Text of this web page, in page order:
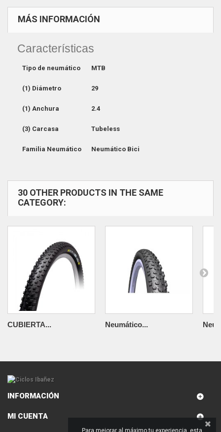
MÁS INFORMACIÓN
Características
Tipo de neumático MTB
(1) Diámetro 29
(1) Anchura 2.4
(3) Carcasa Tubeless
Familia Neumático Neumático Bici
30 OTHER PRODUCTS IN THE SAME
CATEGORY:
CUBIERTA... Neumático...
INFORMACIÓN
MI CUENTA
Para mejorar al máximo tu experiencia, esta